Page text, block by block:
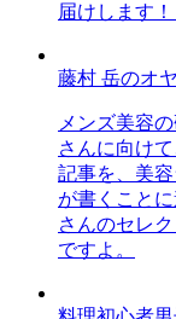
届けします
藤村 岳のオ
メンズ美容
さんに向け
記事を、美
が書くこと
さんのセレ
ですよ。